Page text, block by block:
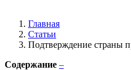
Главная
Статьи
Подтверждение страны
Содержание –